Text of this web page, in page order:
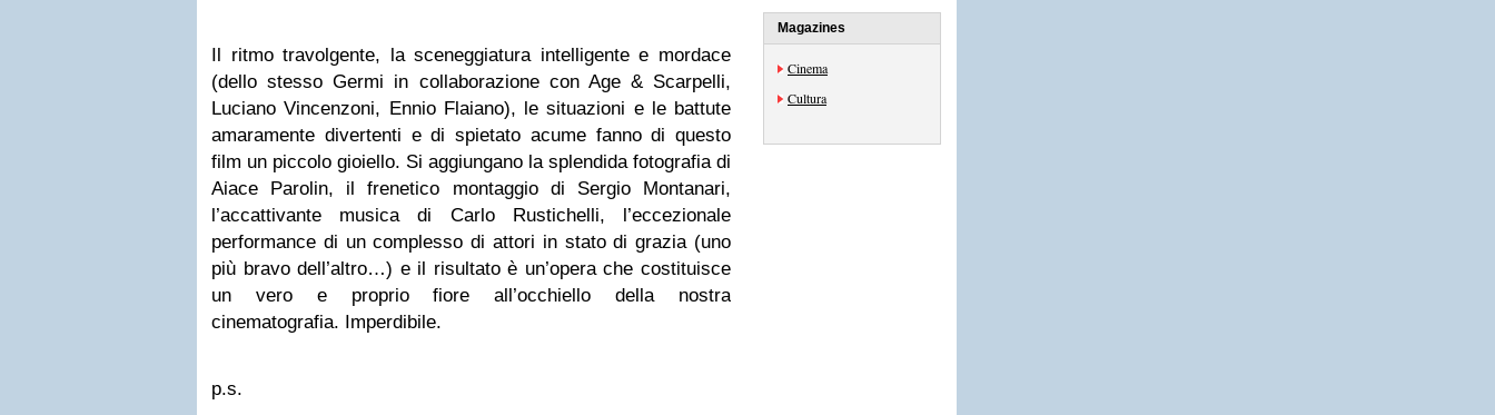
Il ritmo travolgente, la sceneggiatura intelligente e mordace
(dello stesso Germi in collaborazione con Age & Scarpelli,
Luciano Vincenzoni, Ennio Flaiano), le situazioni e le battute
amaramente divertenti e di spietato acume fanno di questo
film un piccolo gioiello. Si aggiungano la splendida fotografia di
Aiace Parolin, il frenetico montaggio di Sergio Montanari,
l’accattivante musica di Carlo Rustichelli, l’eccezionale
performance di un complesso di attori in stato di grazia (uno
più bravo dell’altro…) e il risultato è un’opera che costituisce
un vero e proprio fiore all’occhiello della nostra
cinematografia. Imperdibile.
p.s.
Magazines
Cinema
Cultura